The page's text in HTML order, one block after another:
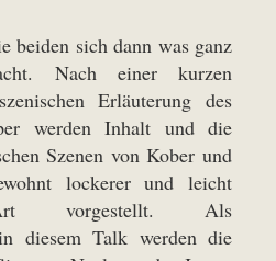
beiden sich dann was ganz
Nach einer kurzen
Erläuterung des
werden Inhalt und die
Szenen von Kober und
lockerer und leicht
vorgestellt. Als
in diesem Talk werden die